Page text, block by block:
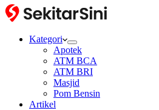
Kategori
Apotek
ATM BCA
ATM BRI
Masjid
Pom Bensin
Artikel